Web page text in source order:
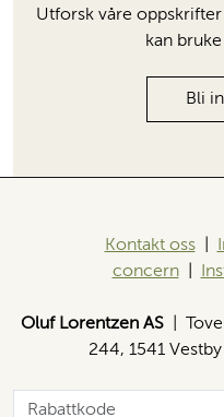
Utforsk våre
kan
Bli
Kontakt oss|
concern|
Oluf Lorentzen AS|
244, 1541